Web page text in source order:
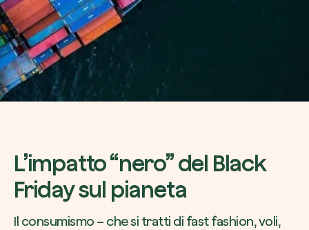
L’impatto “nero” del Black
Friday sul pianeta
Il consumismo – che si tratti di fast fashion, voli,